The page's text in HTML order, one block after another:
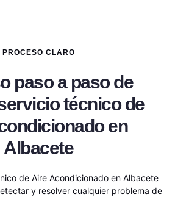
PROCESO CLARO
paso a paso de
técnico de
en
Albacete
de Aire Acondicionado en Albacete
y resolver cualquier problema de